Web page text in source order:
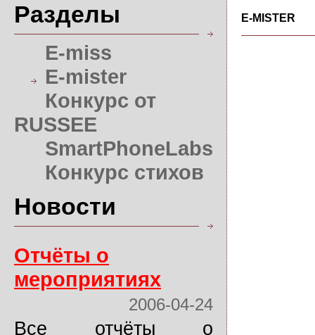
Разделы
E-miss
E-mister
Конкурс от
RUSSEE
SmartPhoneLabs
Конкурс стихов
Новости
Отчёты о
мероприятиях
2006-04-24
Все отчёты о
E-MISTER